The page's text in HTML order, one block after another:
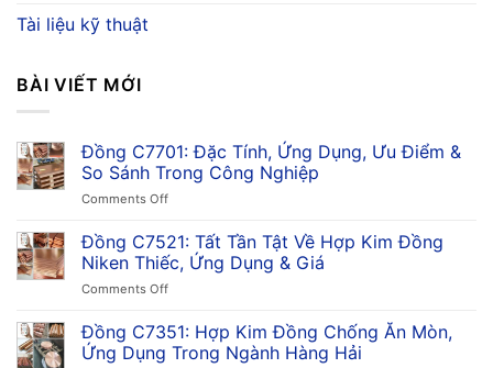
Tài liệu kỹ thuật
BÀI VIẾT MỚI
Đồng C7701: Đặc Tính, Ứng Dụng, Ưu Điểm &
So Sánh Trong Công Nghiệp
Comments Offon
C7701:
Đặc
Tính,
Ứng
Ưu
Điểm
Đồng C7521: Tất Tần Tật Về Hợp Kim Đồng
Niken Thiếc, Ứng Dụng & Giá
Comments Offon
C7521:
Tất
Tần
Đồng C7351: Hợp Kim Đồng Chống Ăn Mòn,
Ứng Dụng Trong Ngành Hàng Hải